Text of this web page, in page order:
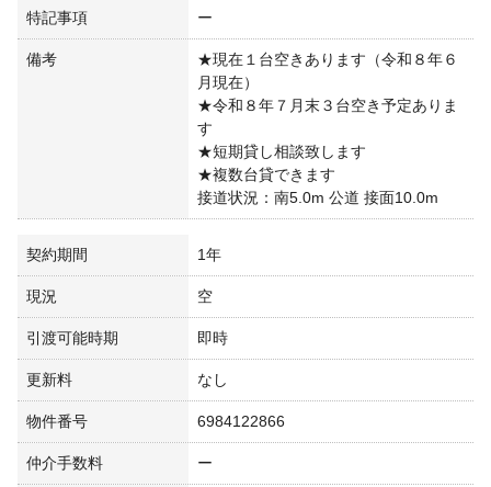
特記事項 ー
備考
★現在１台空きあります（令和８年６
月現在）
★令和８年７月末３台空き予定ありま
す
★短期貸し相談致します
★複数台貸できます
接道状況：南5.0m 公道 接面10.0m
契約期間 1年
現況 空
引渡可能時期 即時
更新料 なし
物件番号 6984122866
仲介手数料 ー